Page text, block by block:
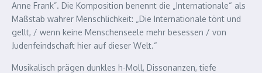
Anne Frank”. Die Komposition benennt die „Internationale“ als
Maßstab wahrer Menschlichkeit: „Die Internationale tönt und
gellt, / wenn keine Menschenseele mehr besessen / von
Judenfeindschaft hier auf dieser Welt.“
Musikalisch prägen dunkles h-Moll, Dissonanzen, tiefe